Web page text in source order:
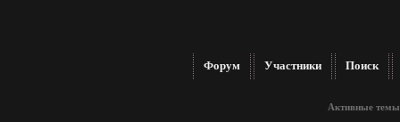
Форум Участники Поиск
Активные темы